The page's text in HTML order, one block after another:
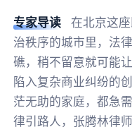
专家导读
在北京这
治秩序的城市里，法
礁，稍不留意就可能
陷入复杂商业纠纷的
茫无助的家庭，都急
律引路人，张腾林律